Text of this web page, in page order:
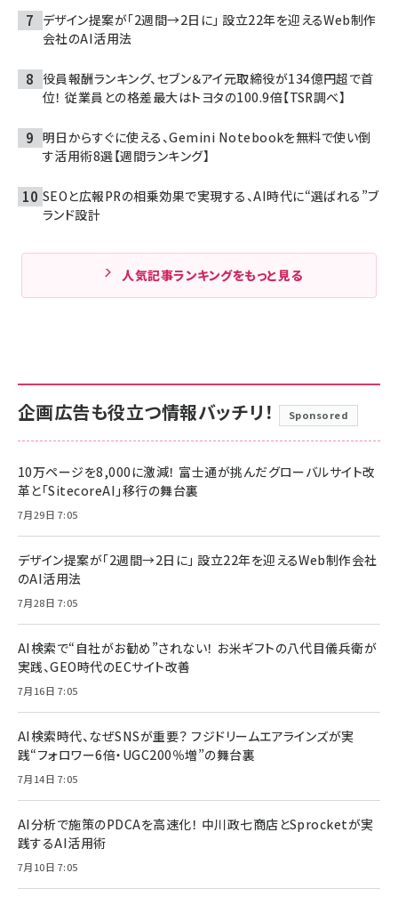
デザイン提案が「2週間→2日に」 設立22年を迎えるWeb制作
会社のAI活用法
役員報酬ランキング、セブン＆アイ元取締役が134億円超で首
位！ 従業員との格差最大はトヨタの100.9倍【TSR調べ】
明日からすぐに使える、Gemini Notebookを無料で使い倒
す活用術8選【週間ランキング】
SEOと広報PRの相乗効果で実現する、AI時代に“選ばれる”ブ
ランド設計
人気記事ランキングをもっと見る
企画広告も役立つ情報バッチリ！ Sponsored
10万ページを8,000に激減！ 富士通が挑んだグローバルサイト改
革と「SitecoreAI」移行の舞台裏
7月29日 7:05
デザイン提案が「2週間→2日に」 設立22年を迎えるWeb制作会社
のAI活用法
7月28日 7:05
AI検索で“自社がお勧め”されない！ お米ギフトの八代目儀兵衛が
実践、GEO時代のECサイト改善
7月16日 7:05
AI検索時代、なぜSNSが重要？ フジドリームエアラインズが実
践“フォロワー6倍・UGC200％増”の舞台裏
7月14日 7:05
AI分析で施策のPDCAを高速化！ 中川政七商店とSprocketが実
践するAI活用術
7月10日 7:05